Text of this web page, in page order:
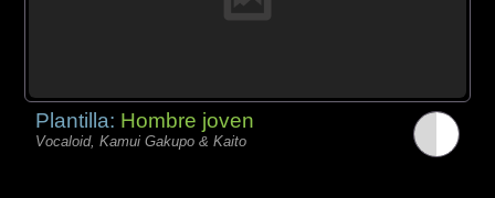
Plantilla: Hombre joven
Vocaloid, Kamui Gakupo & Kaito